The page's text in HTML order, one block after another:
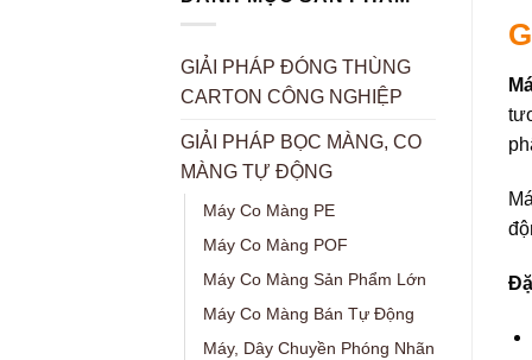
GIẢI PHÁP ĐÓNG THÙNG
CARTON CÔNG NGHIỆP
GIẢI PHÁP BỌC MÀNG, CO
MÀNG TỰ ĐỘNG
Máy Co Màng PE
Máy Co Màng POF
Máy Co Màng Sản Phẩm Lớn
Máy Co Màng Bán Tự Động
Máy, Dây Chuyền Phóng Nhãn